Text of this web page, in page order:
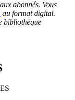
abonnés. Vous
au format digital.
bibliothèque